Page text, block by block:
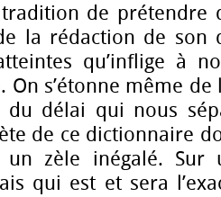
de prétendre
la rédaction de son
qu’inflige à
s’étonne même
du délai qui nous
de ce dictionnaire
zèle inégalé. Sur
qui est et sera